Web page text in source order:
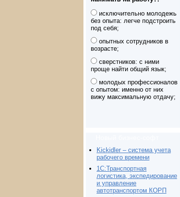
исключительно молодежь
без опыта: легче подстроить
под себя;
опытных сотрудников в
возрасте;
сверстников: с ними
проще найти общий язык;
молодых профессионалов
с опытом: именно от них
вижу максимальную отдачу;
Kickidler – система учета
рабочего времени
1С:Транспортная
логистика, экспедирование
и управление
автотранспортом КОРП